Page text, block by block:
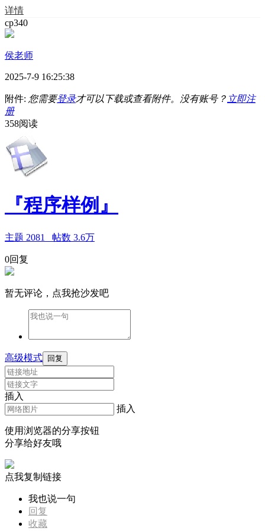
详情
cp340
侯老师
2025-7-9 16:25:38
附件: 您需要登录才可以下载或查看附件。没有账号？ 立即注
册
358阅读
『程序样例』
主题 2081 帖数 3.6万
0回复
暂无评论，点我抢沙发吧
高级模式 回复
插入
插入
使用浏览器的分享按钮
分享给好友哦
点我复制链接
我也说一句
回复
收藏